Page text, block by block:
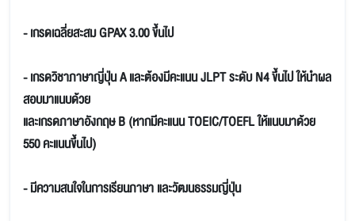
- เกรดเฉลี่ยสะสม GPAX 3.00 ขึ้นไป
- เกรดวิชาภาษาญี่ปุ่น A และต้องมีคะแนน JLPT ระดับ N4 ขึ้นไป ให้นำผล
สอบมาแนบด้วย
และเกรดภาษาอังกฤษ B (หากมีคะแนน TOEIC/TOEFL ให้แนบมาด้วย
550 คะแนนขึ้นไป)
- มีความสนใจในการเรียนภาษา และวัฒนธรรมญี่ปุ่น